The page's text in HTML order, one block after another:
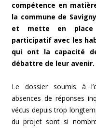
compétence en
la commune de
et mette en place
participatif avec les
qui ont la capacité
débattre de leur avenir.
Le dossier soumis à
absences de réponses
vécus depuis trop
du projet sont si